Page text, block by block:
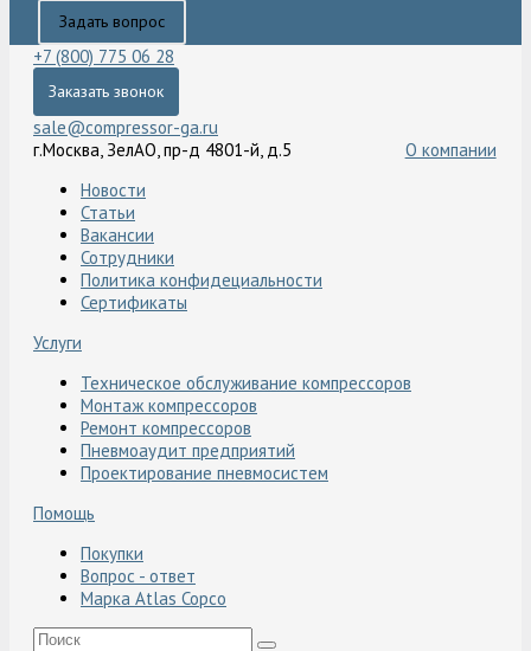
Задать вопрос
+7 (800) 775 06 28
Заказать звонок
sale@compressor-ga.ru
г.Москва, ЗелАО, пр-д 4801-й, д.5
О компании
Новости
Статьи
Вакансии
Сотрудники
Политика конфидециальности
Сертификаты
Услуги
Техническое обслуживание компрессоров
Монтаж компрессоров
Ремонт компрессоров
Пневмоаудит предприятий
Проектирование пневмосистем
Помощь
Покупки
Вопрос - ответ
Марка Atlas Copco